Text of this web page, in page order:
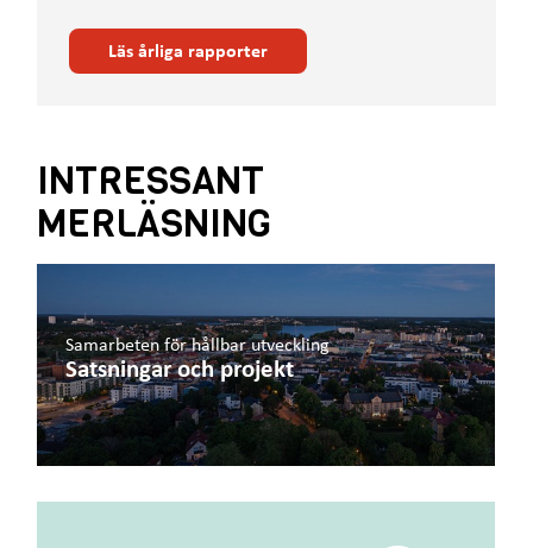
Läs årliga rapporter
INTRESSANT
MERLÄSNING
Samarbeten för hållbar utveckling
Satsningar och projekt